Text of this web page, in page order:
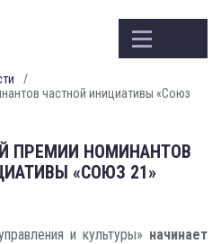
частной инициативы «Союз
ПРЕМИИ НОМИНАНТОВ
«СОЮЗ 21»
и культуры» начинает